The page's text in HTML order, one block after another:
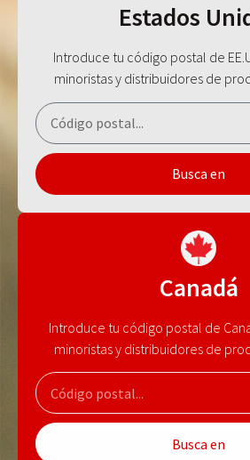
Estados
Introduce tu código postal de
minoristas y distribuidores de
Busca en
Canadá
Introduce tu código postal de
minoristas y distribuidores de
Busca en